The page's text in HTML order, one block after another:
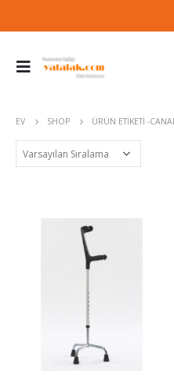
EV SHOP ÜRÜN ETIKETI -